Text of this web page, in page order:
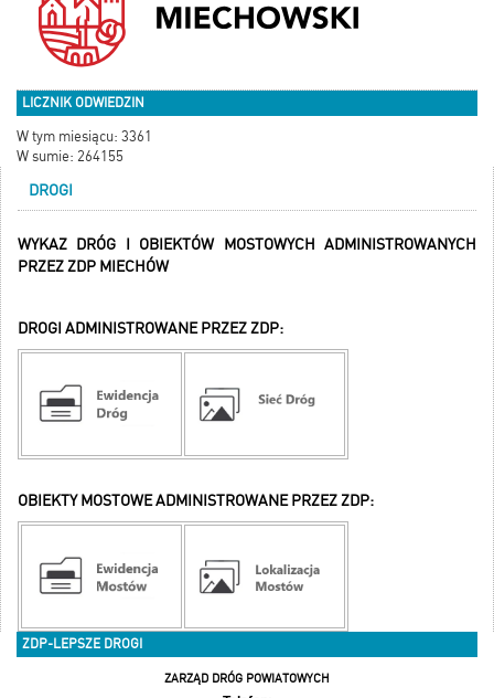
LICZNIK ODWIEDZIN
W tym miesiącu: 3361
W sumie: 264155
DROGI
WYKAZ DRÓG I OBIEKTÓW MOSTOWYCH ADMINISTROWANYCH
PRZEZ ZDP MIECHÓW
DROGI ADMINISTROWANE PRZEZ ZDP:
OBIEKTY MOSTOWE ADMINISTROWANE PRZEZ ZDP:
ZDP-LEPSZE DROGI
ZARZĄD DRÓG POWIATOWYCH